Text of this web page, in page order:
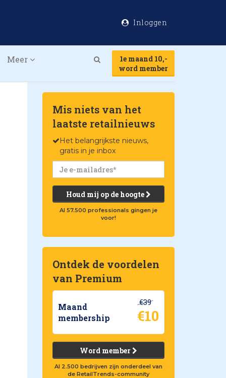
Inloggen
Meer
1e maand 10,-
word member
Mis niets van het
laatste retailnieuws
Het belangrijkste nieuws,
gratis in je inbox
Houd mij op de hoogte
Al 57.500 professionals gingen je
voor!
Ontdek de voordelen
van Premium
Maand
membership
€39
€10
Word member
Al 2.500 bedrijven zijn onderdeel van
de RetailTrends-community